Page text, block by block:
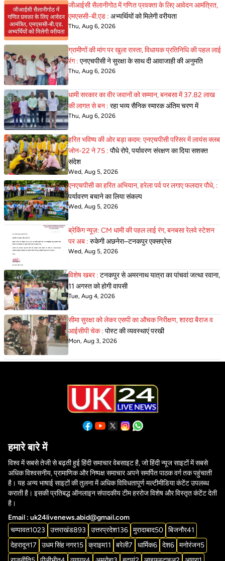
जीआईसी सैलानीगोठ में गणित प्रवक्ता के लिए आवेदन आमंत्रित,
एमएससी-बी.एड : अभ्यर्थियों को मिलेगी वरीयता
Thu, Aug 6, 2026
ग्रामीणों की मांग पर खुला रास्ता, विधायक प्रतिनिधि की पहल लाई
रंग : एनएचपीसी ने सुरक्षा के साथ दी आवाजाही की अनुमति
Thu, Aug 6, 2026
धामी सरकार का वीर जवानों को सम्मान, बनबसा में 37.82 लाख
की लागत से बन : रहा भव्य सैनिक स्मारक अंतिम चरण में
Thu, Aug 6, 2026
हरित भविष्य की ओर बड़ा कदम: एनएचपीसी परिसर में लायंस क्लब
जोन-22 ने 75 : पौधे रोपे, पर्यावरण संरक्षण का दिया सशक्त
संदेश
Wed, Aug 5, 2026
एनएचपीसी का हरित अभियान, हरेला पर्व पर लगाए फलदार पौधे, :
पर्यावरण बचाने का लिया संकल्प
Wed, Aug 5, 2026
ब्रेकिंग न्यूज़: CM धामी की पहल लाई रंग, बनबसा रेलवे स्टेशन
पर अब : रुकेगी अछनेरा–टनकपुर एक्सप्रेस
Wed, Aug 5, 2026
विशेष खबर : टनकपुर से अमरनाथ यात्रा का पांचवां जत्था रवाना,
11 अगस्त को होगी वापसी
Tue, Aug 4, 2026
सीमा सुरक्षा को लेकर एसपी का औचक निरीक्षण, शारदा बैराज व
आईसीपी चेक : पोस्ट की व्यवस्थाएं परखी
Mon, Aug 3, 2026
हमारे बारे में
विश्व में सबसे तेजी से बढ़ती हुई हिंदी समाचार वेबसाइट है, जो हिंदी न्यूज साइटों में सबसे
अधिक विश्वसनीय, प्रामाणिक और निष्पक्ष समाचार अपने समर्पित पाठक वर्ग तक पहुंचाती
है। यह अन्य भाषाई साइटों की तुलना में अधिक विविधतापूर्ण मल्टीमीडिया कंटेंट उपलब्ध
कराती है। इसकी प्रतिबद्ध ऑनलाइन संपादकीय टीम हररोज विशेष और विस्तृत कंटेंट देती
है।
Email : uk24livenews.abid@gmail.com
चम्पावत1023 उत्तराखंड893 उत्तरप्रदेश136 मुरादाबाद50 बिजनौर41
देहरादून17 उधम सिंह नगर15 क्राइम11 बरेली7 धार्मिक6 देश6 मनोरंजन5